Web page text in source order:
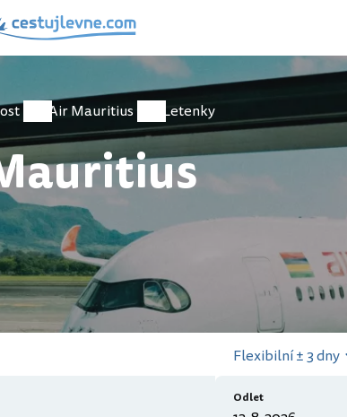
Air Mauritius Letenky
Flexibilní ± 3 dny
Odlet